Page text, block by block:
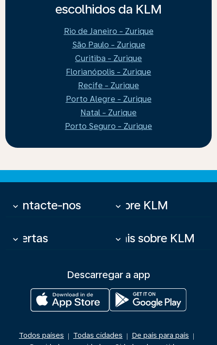
escolhidos da KLM
Rio de Janeiro - Zurique
São Paulo - Zurique
Curitiba - Zurique
Florianópolis - Zurique
Recife - Zurique
Porto Alegre - Zurique
Natal - Zurique
Porto Seguro - Zurique
Contacte-nos
keyboard_arrow_down Sobre KLM
keyboard_arrow_down
Ofertas
keyboard_arrow_down Mais sobre KLM
keyboard_arrow_down
Descarregar a app
Todos países | Todas cidades | De país para país |